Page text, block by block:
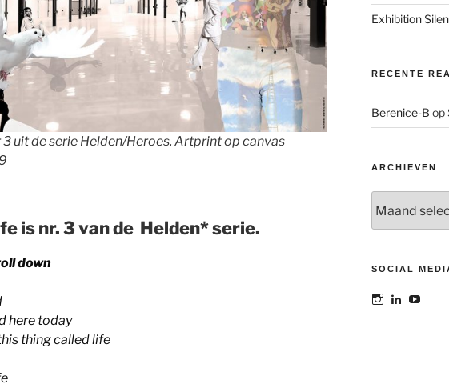
uit de serie Helden/Heroes. Artprint op canvas
is nr. 3 van de Helden* serie.
down
here today
thing called life
Exhibition
RECENTE
Berenice-B op
ARCHIEVEN
SOCIAL
BekijkBekijkBekijk